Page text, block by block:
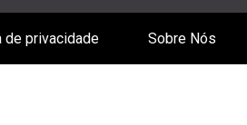
de privacidade Sobre Nós